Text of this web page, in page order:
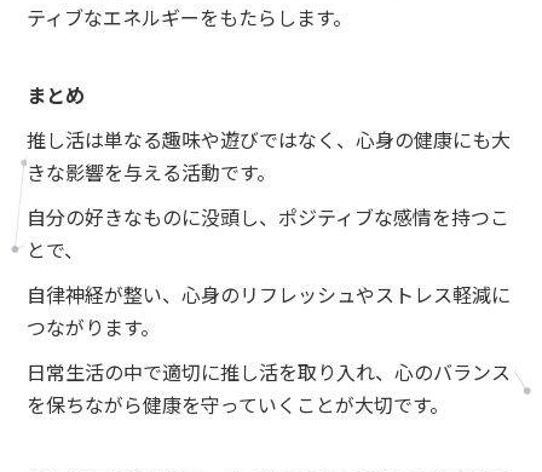
ティブなエネルギーをもたらします。
まとめ
推し活は単なる趣味や遊びではなく、心身の健康にも大
きな影響を与える活動です。
自分の好きなものに没頭し、ポジティブな感情を持つこ
とで、
自律神経が整い、心身のリフレッシュやストレス軽減に
つながります。
日常生活の中で適切に推し活を取り入れ、心のバランス
を保ちながら健康を守っていくことが大切です。